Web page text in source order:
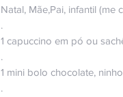
Natal, Mãe,Pai, infantil (me
.
1 capuccino em pó ou
.
1 mini bolo chocolate,
.